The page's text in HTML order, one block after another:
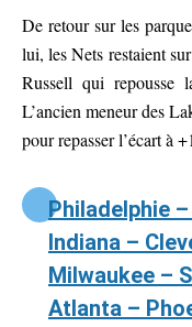
De retour sur les
lui, les Nets restaient
Russell qui repousse
L’ancien meneur des
pour repasser l’écart à
Philadelphie
Indiana –
Milwaukee –
Atlanta –